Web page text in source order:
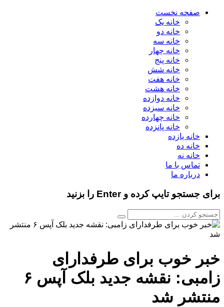
صفحه نخست
خانه یک
خانه دو
خانه سه
خانه چهار
خانه پنج
خانه شش
خانه هفت
خانه هشت
خانه دوازده
خانه سیزده
خانه چهارده
خانه پانزده
خانه یازده
خانه ده
خانه نه
تماس با ما
درباره ما
برای جستجو تایپ کرده و Enter را بزنید
خبر خوب برای طرفدارای
زامبی: نقشه جدید بلک آپس ۶
منتشر شد